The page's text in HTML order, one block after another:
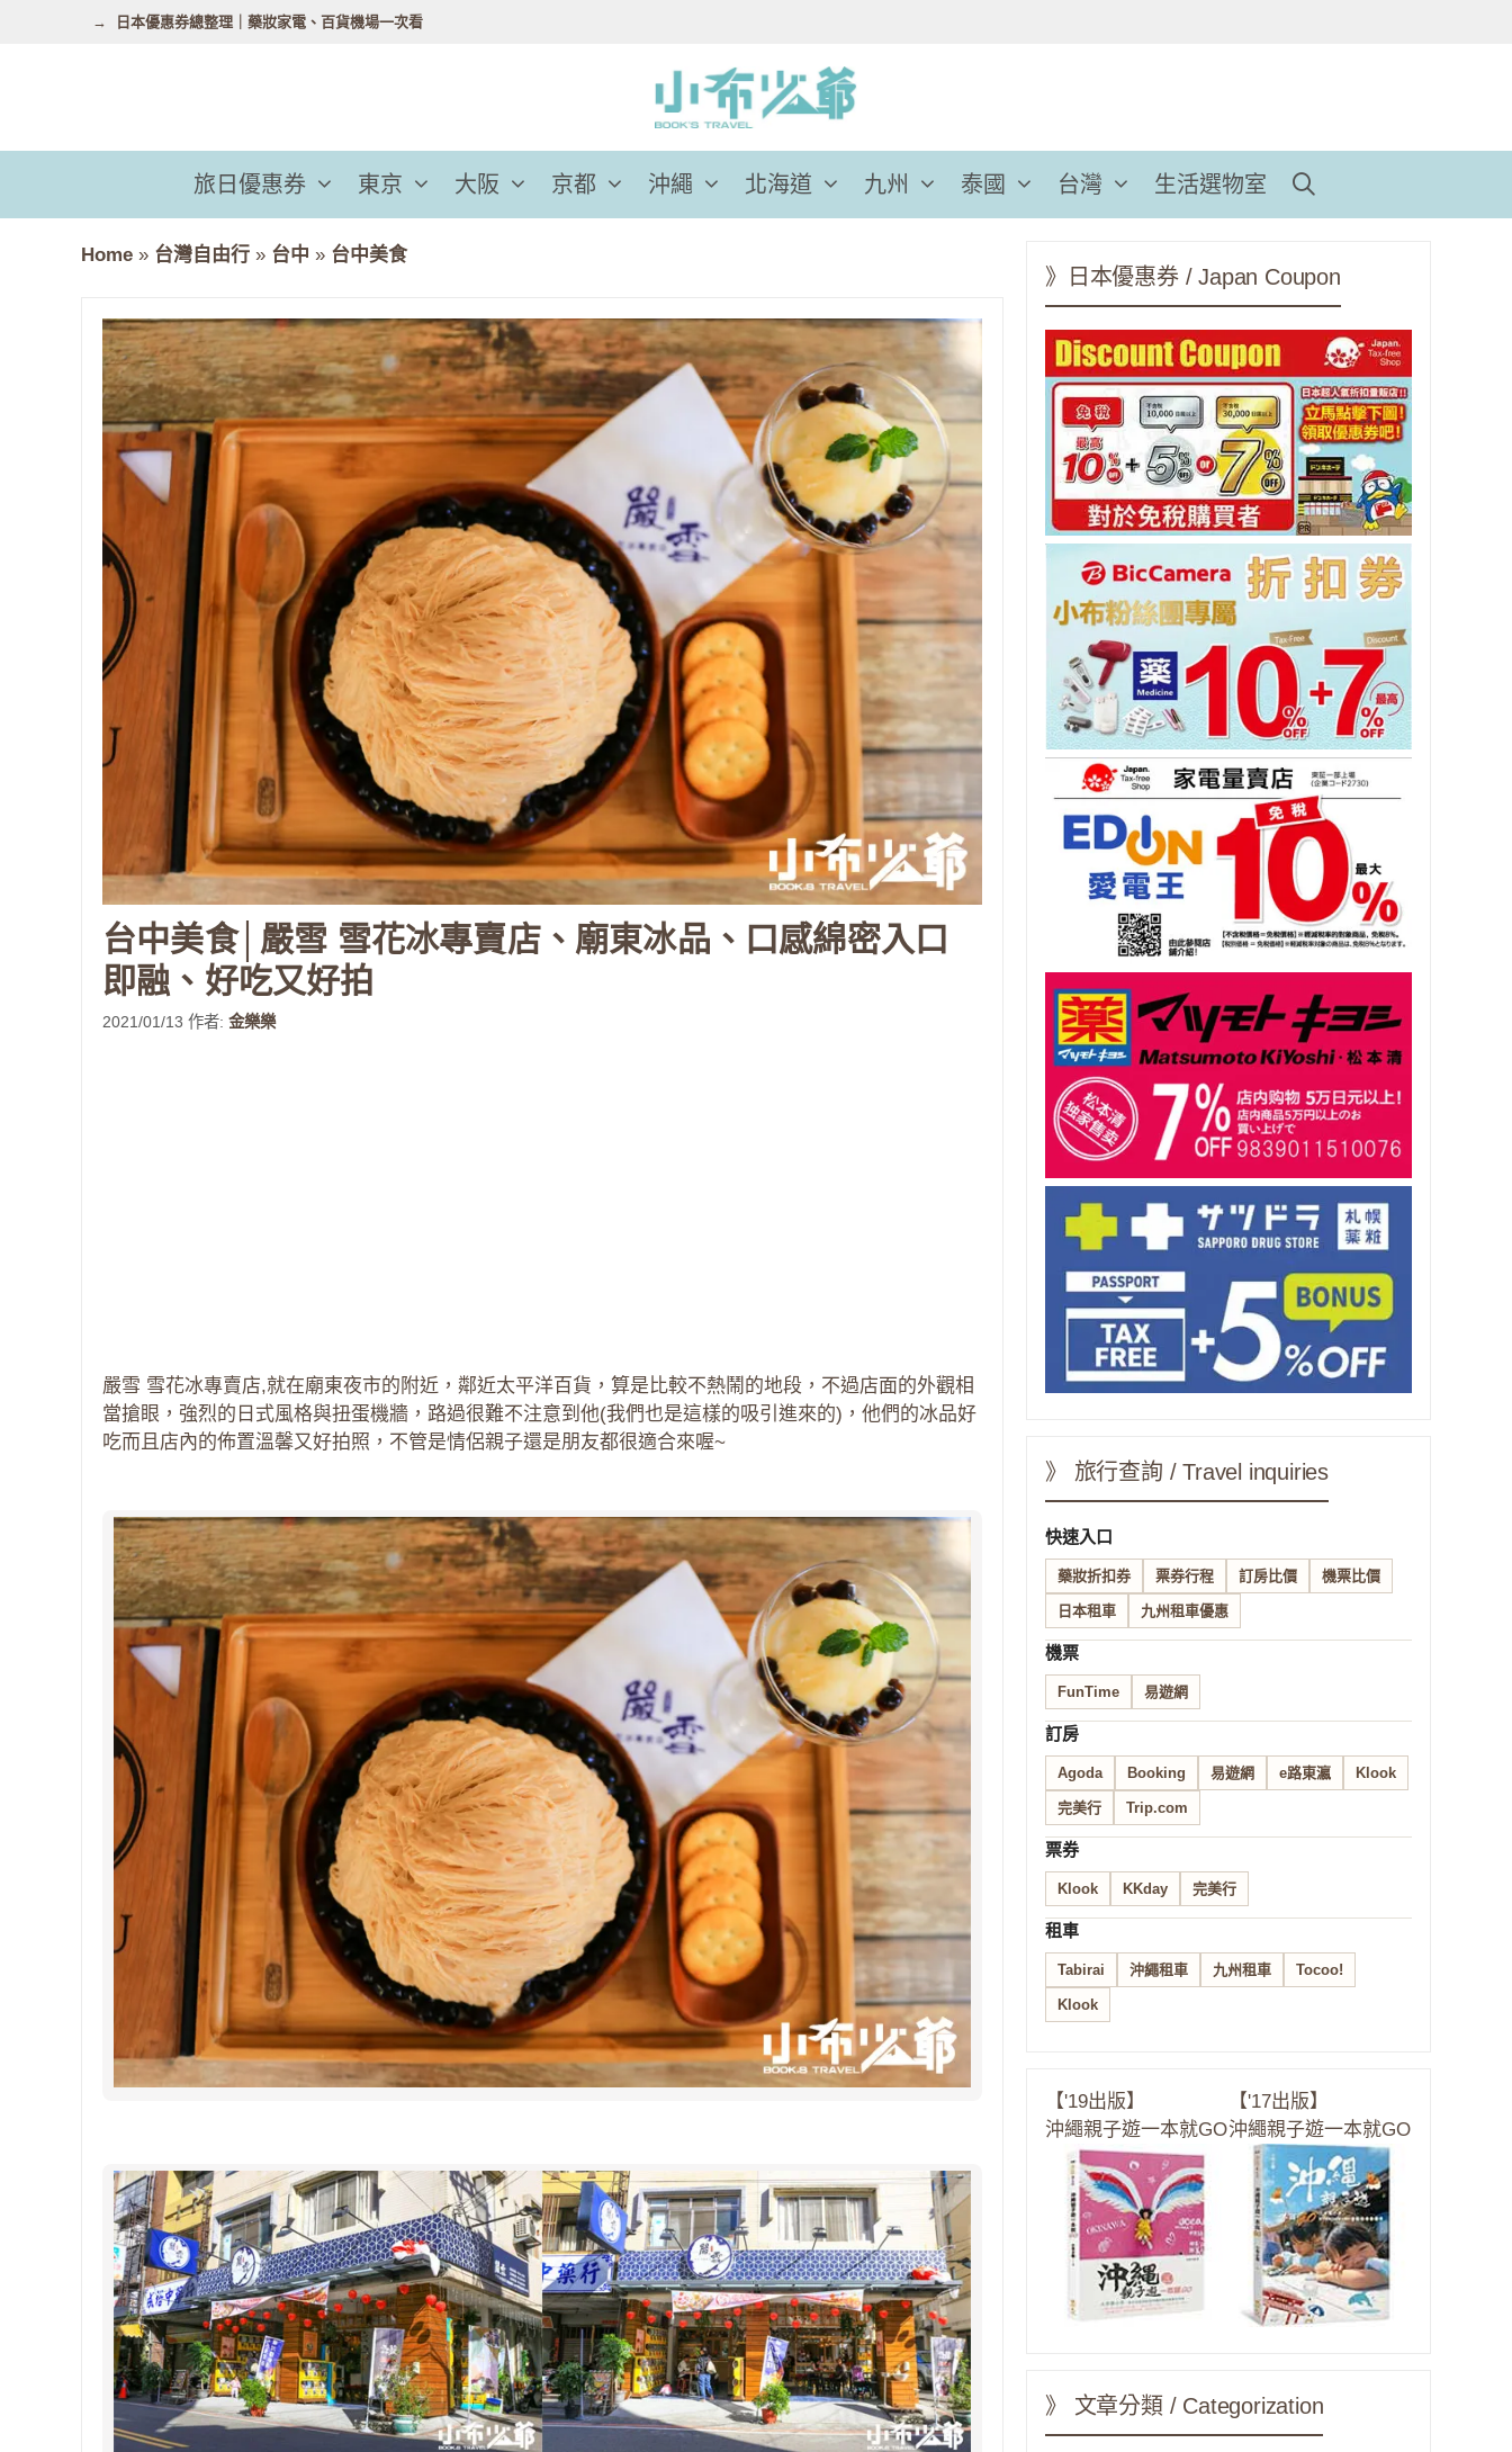
容
日本優惠券總整理｜藥妝家電、百貨機場一次看
旅日優惠券 東京 大阪 京都 沖繩 北海道 九州 泰國 台灣 生活選物室
Home » 台灣自由行 » 台中 » 台中美食
台中美食│嚴雪 雪花冰專賣店、廟東冰品、口感綿密入口
即融、好吃又好拍
2021/01/13 作者: 金樂樂
嚴雪 雪花冰專賣店,就在廟東夜市的附近，鄰近太平洋百貨，算是比較不熱鬧的地段，不過店面的外觀相
當搶眼，強烈的日式風格與扭蛋機牆，路過很難不注意到他(我們也是這樣的吸引進來的)，他們的冰品好
吃而且店內的佈置溫馨又好拍照，不管是情侶親子還是朋友都很適合來喔~
》日本優惠券 / Japan Coupon
》 旅行查詢 / Travel inquiries
快速入口
藥妝折扣券 票券行程 訂房比價 機票比價
日本租車 九州租車優惠
機票
FunTime 易遊網
訂房
Agoda Booking 易遊網 e路東瀛 Klook
完美行 Trip.com
票券
Klook KKday 完美行
租車
Tabirai 沖繩租車 九州租車 Tocoo!
Klook
【'19出版】
沖繩親子遊一本就GO
【'17出版】
沖繩親子遊一本就GO
》 文章分類 / Categorization